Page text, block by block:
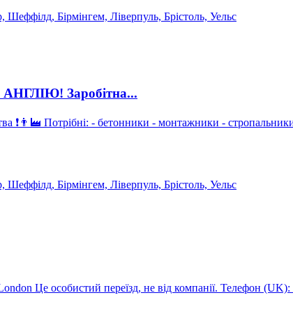
Бірмінгем, Ліверпуль, Брістоль, Уельс
Заробітна...
- муляри -
Бірмінгем, Ліверпуль, Брістоль, Уельс
776 355 00